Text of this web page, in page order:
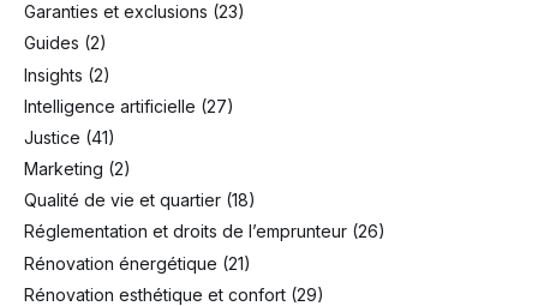
Garanties et exclusions (23)
Guides (2)
Insights (2)
Intelligence artificielle (27)
Justice (41)
Marketing (2)
Qualité de vie et quartier (18)
Réglementation et droits de l’emprunteur (26)
Rénovation énergétique (21)
Rénovation esthétique et confort (29)